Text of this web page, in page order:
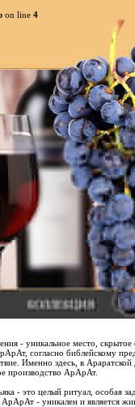
on line 4
- уникальное место,
согласно библейскому
Именно здесь, в
производство АрАрАт.
- это целый ритуал, особая
АрАрАт - уникален и является